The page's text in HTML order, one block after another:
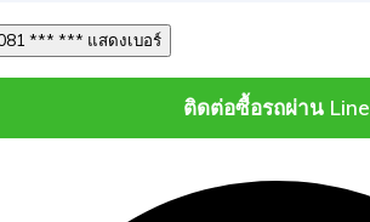
081 *** *** แสดงเบอร์
ติดต่อซื้อรถผ่าน Line